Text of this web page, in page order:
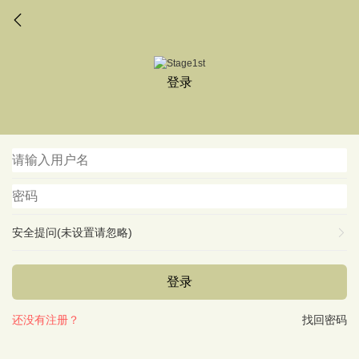
登录
安全提问(未设置请忽略)
登录
找回密码
还没有注册？